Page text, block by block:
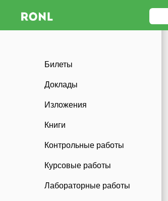
Билеты
Доклады
Изложения
Книги
Контрольные работы
Курсовые работы
Лабораторные работы